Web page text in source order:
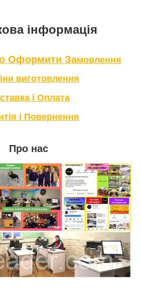
інформація
Оформити Замовлення
виготовлення
і Оплата
і Повернення
Про нас